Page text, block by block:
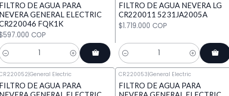
DE AGUA PARA
GENERAL ELECTRIC
FQK1K
COP
FILTRO DE AGUA NEVERA LG
CR220011 5231JA2005A
$1.719.000 COP
Cantidad
|General Electric
DE AGUA PARA
CR220053|General Electric
FILTRO DE AGUA PARA